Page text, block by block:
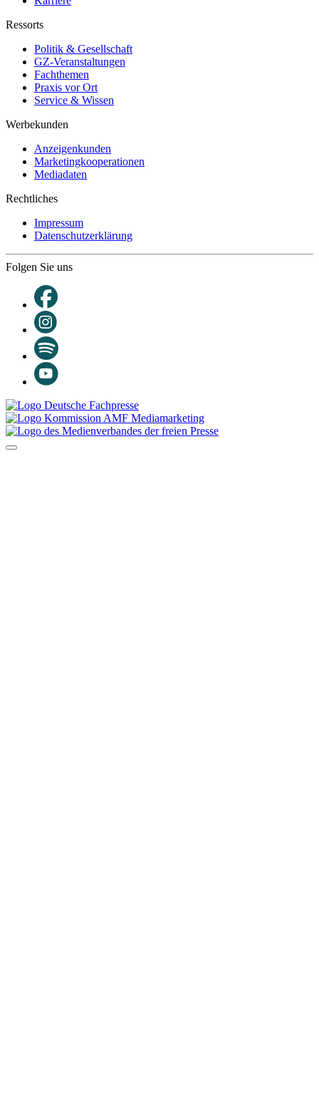
Ressorts
Politik & Gesellschaft
GZ-Veranstaltungen
Fachthemen
Praxis vor Ort
Service & Wissen
Werbekunden
Anzeigenkunden
Marketingkooperationen
Mediadaten
Rechtliches
Impressum
Datenschutzerklärung
Folgen Sie uns